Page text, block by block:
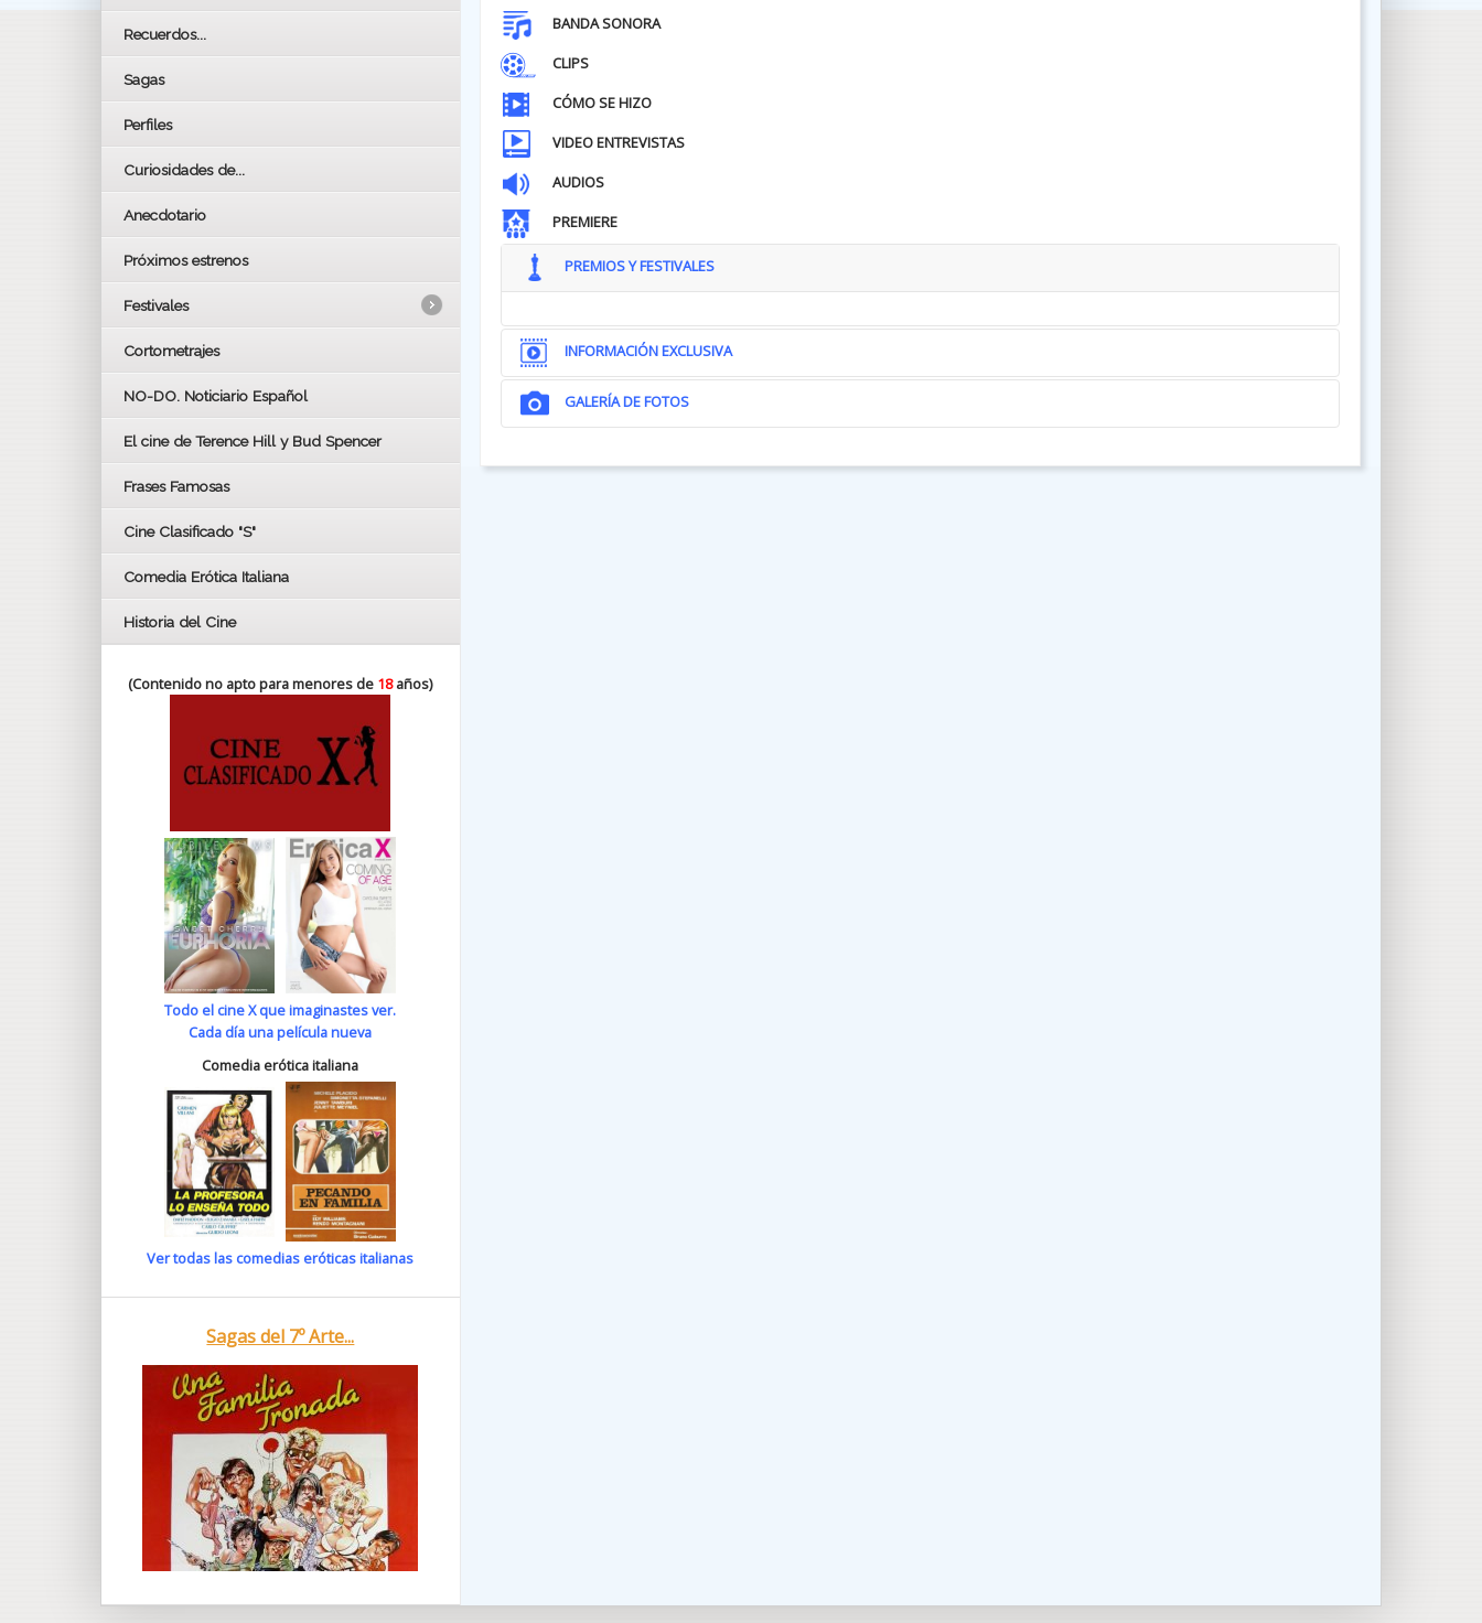
BANDA SONORA
CLIPS
CÓMO SE HIZO
VIDEO ENTREVISTAS
AUDIOS
PREMIERE
PREMIOS Y FESTIVALES
INFORMACIÓN EXCLUSIVA
GALERÍA DE FOTOS
Recuerdos...
Sagas
Perfiles
Curiosidades de...
Anecdotario
Próximos estrenos
Festivales
LOS OSCARS
BAFTA
Cortometrajes
NO-DO. Noticiario Español
El cine de Terence Hill y Bud Spencer
Frases Famosas
Cine Clasificado "S"
Comedia Erótica Italiana
Historia del Cine
(Contenido no apto para menores de 18años)
Todo el cine X que imaginastes ver.
Cada día una película nueva
Comedia erótica italiana
Ver todas las comedias eróticas italianas
Sagas del 7º Arte...